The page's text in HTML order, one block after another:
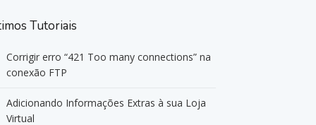
Tutoriais
Corrigir erro “421 Too many connections” na
conexão FTP
Adicionando Informações Extras à sua Loja
Virtual